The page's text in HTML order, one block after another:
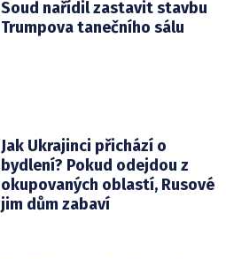
Soud nařídil zastavit stavbu
Trumpova tanečního sálu
Jak Ukrajinci přichází o
bydlení? Pokud odejdou z
okupovaných oblastí, Rusové
jim dům zabaví